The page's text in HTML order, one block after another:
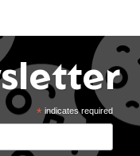
*indicates required